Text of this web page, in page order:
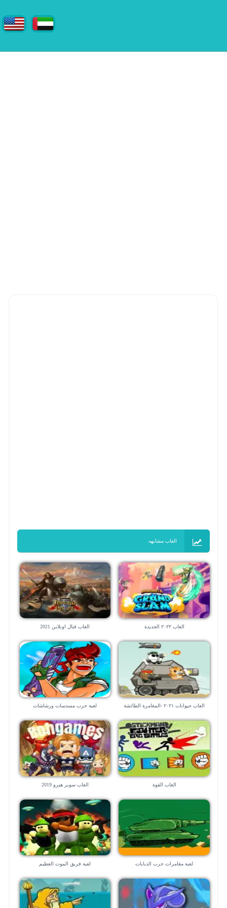
العاب مشابهه
العاب ٢٠٢٢ الجديدة العاب قتال اونلاين 2021
العاب حيوانات ٢٠٢١ -المغامرة الطائشة لعبة حرب مسدسات ورشاشات
العاب القوة العاب سوبر هيرو 2019
لعبة مغامرات حرب الدبابات لعبة فريق الموت العظيم